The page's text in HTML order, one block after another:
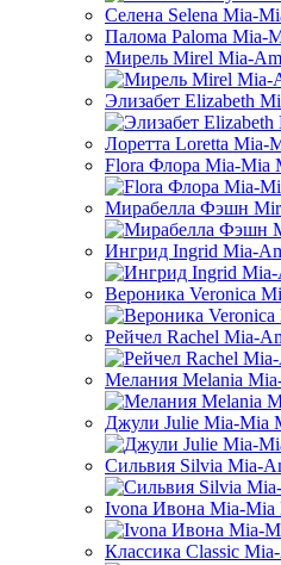
Селена Selena Mia-
Палома Paloma Mia-
Мирель Mirel Mia-
Элизабет Elizabeth
Лоретта Loretta Mia-
Flora Флора Mia-
Мирабелла Фэшн
Ингрид Ingrid Mia-
Вероника Veronica
Рейчел Rachel Mia-
Мелания Melania
Джули Julie Mia-Mia
Сильвия Silvia Mia-
Ivona Ивона Mia-
Классика Classic